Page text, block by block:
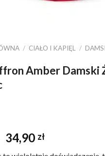
/ CIAŁO I KAPIĘL /
Amber Damski
Pierwotna
cena
34,90 złAktualna